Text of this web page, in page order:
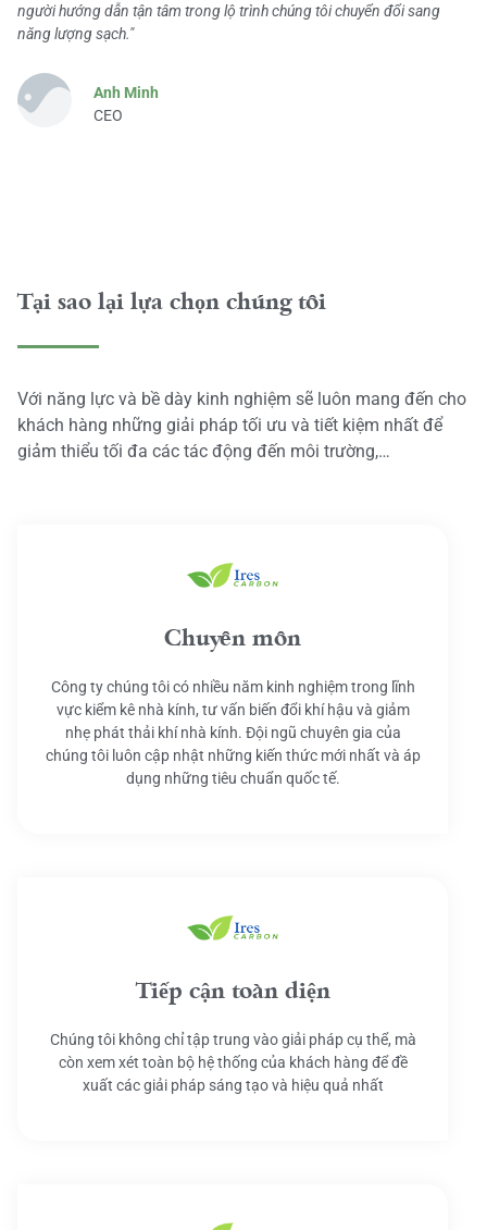
người hướng dẫn tận tâm trong lộ trình chúng tôi chuyển đổi sang
năng lượng sạch."
Anh Minh
CEO
Tại sao lại lựa chọn chúng tôi
Với năng lực và bề dày kinh nghiệm sẽ luôn mang đến cho
khách hàng những giải pháp tối ưu và tiết kiệm nhất để
giảm thiểu tối đa các tác động đến môi trường,…
Chuyên môn
Công ty chúng tôi có nhiều năm kinh nghiệm trong lĩnh
vực kiểm kê nhà kính, tư vấn biến đổi khí hậu và giảm
nhẹ phát thải khí nhà kính. Đội ngũ chuyên gia của
chúng tôi luôn cập nhật những kiến thức mới nhất và áp
dụng những tiêu chuẩn quốc tế.
Tiếp cận toàn diện
Chúng tôi không chỉ tập trung vào giải pháp cụ thể, mà
còn xem xét toàn bộ hệ thống của khách hàng để đề
xuất các giải pháp sáng tạo và hiệu quả nhất